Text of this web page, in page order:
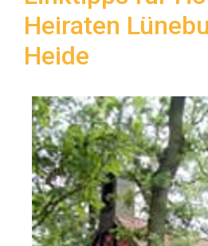
Heiraten
Heide